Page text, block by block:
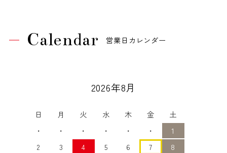
Calendar 営業日カレンダー
2026年8月
日 月 火 水 木 金
土
・
・ ・ ・ ・ ・
1
2
3 4 5 6 7
8